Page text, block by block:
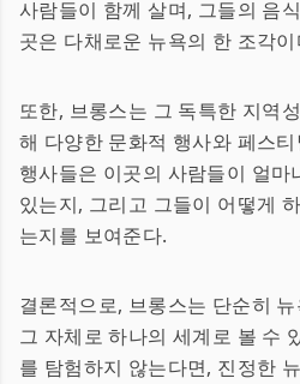
사람들이 함께 살며, 그들의 음
곳은 다채로운 뉴욕의 한 조각이
또한, 브롱스는 그 독특한 지역
해 다양한 문화적 행사와 페스
행사들은 이곳의 사람들이 얼마
있는지, 그리고 그들이 어떻게
는지를 보여준다.
결론적으로, 브롱스는 단순히
그 자체로 하나의 세계로 볼 수
를 탐험하지 않는다면, 진정한